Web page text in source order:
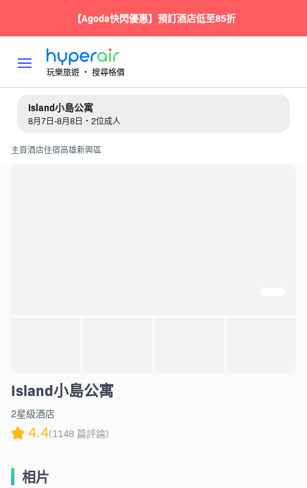
【Agoda快閃優惠】預訂酒店低至85折
玩樂旅遊 ‧ 搜尋格價
Island小島公寓
8月7日-8月8日・2位成人
主頁酒店住宿高雄新興區
Island小島公寓
2星級酒店
4.4(1148 篇評論)
相片